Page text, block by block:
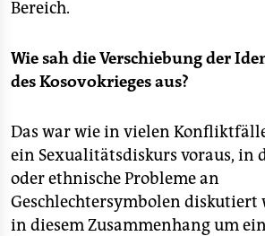
Bereich.
Wie sah die Verschiebung der
des Kosovokrieges aus?
Das war wie in vielen
ein Sexualitätsdiskurs voraus, in
oder ethnische Probleme an
Geschlechtersymbolen diskutiert
in diesem Zusammenhang um